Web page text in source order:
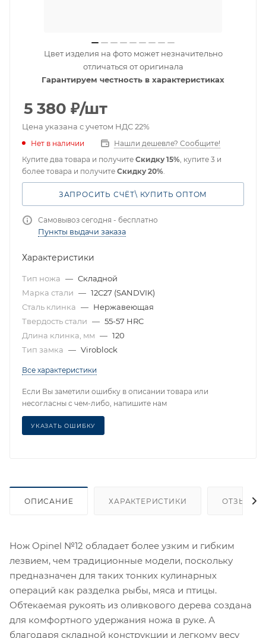
Цвет изделия на фото может незначительно
отличаться от оригинала
Гарантируем честность в характеристиках
5 380 ₽/шт
Цена указана с учетом НДС 22%
Нет в наличии
Нашли дешевле? Сообщите!
Купите два товара и получите Скидку 15%, купите 3 и
более товара и получите Скидку 20%.
ЗАПРОСИТЬ СЧЁТ\ КУПИТЬ ОПТОМ
Самовывоз сегодня - бесплатно
Пункты выдачи заказа
Характеристики
Тип ножа — Складной
Марка стали — 12C27 (SANDVIK)
Сталь клинка — Нержавеющая
Твердость стали — 55-57 HRC
Длина клинка, мм — 120
Тип замка — Viroblock
Все характеристики
Если Вы заметили ошибку в описании товара или
несогласны с чем-либо, напишите нам
УКАЗАТЬ ОШИБКУ
ОПИСАНИЕ ХАРАКТЕРИСТИКИ ОТЗЫВЫ
Нож Opinel №12 обладает более узким и гибким
лезвием, чем традиционные модели, поскольку
предназначен для таких тонких кулинарных
операций как разделка рыбы, мяса и птицы.
Обтекаемая рукоять из оливкового дерева создана
для комфортного удержания ножа в руке. А
благодаря складной конструкции и легкому весу